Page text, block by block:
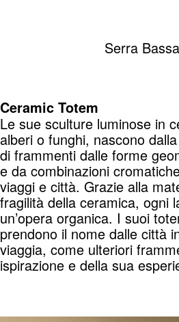
Serra Bassa
Ceramic Totem
Le sue sculture luminose in
alberi o funghi, nascono
di frammenti dalle forme
e da combinazioni
viaggi e città. Grazie alla
fragilità della ceramica, ogni
un’opera organica. I suoi
prendono il nome dalle città
viaggia, come ulteriori
ispirazione e della sua